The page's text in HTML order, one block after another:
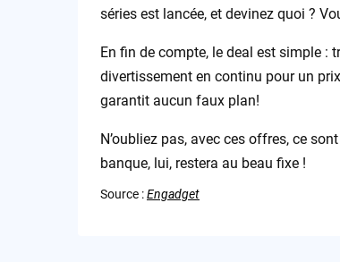
séries est lancée, et devinez quoi ?
En fin de compte, le deal est simple :
divertissement en continu pour un
garantit aucun faux plan!
N’oubliez pas, avec ces offres, ce
banque, lui, restera au beau fixe !
Source :Engadget